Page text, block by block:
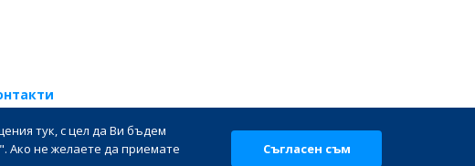
лични данни |
тук, с цел да Ви бъдем
Ако не желаете да приемате
Съгласен съм